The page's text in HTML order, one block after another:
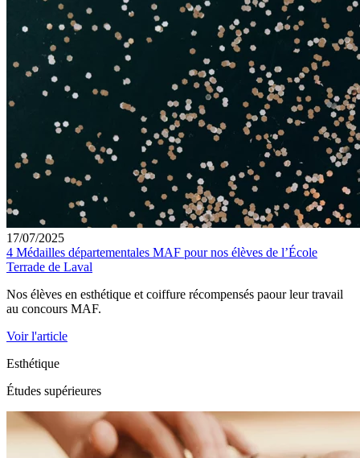
17/07/2025
4 Médailles départementales MAF pour nos élèves de l’École
Terrade de Laval
Nos élèves en esthétique et coiffure récompensés paour leur travail
au concours MAF.
Voir l'article
Esthétique
Études supérieures